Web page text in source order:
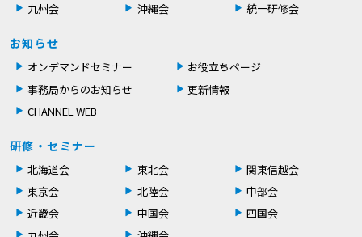
九州会
沖縄会 統一研修会
お知らせ
オンデマンドセミナー
お役立ちページ
事務局からのお知らせ
更新情報
CHANNEL WEB
研修・セミナー
北海道会 東北会
関東信越会
東京会
北陸会
中部会
近畿会
中国会
四国会